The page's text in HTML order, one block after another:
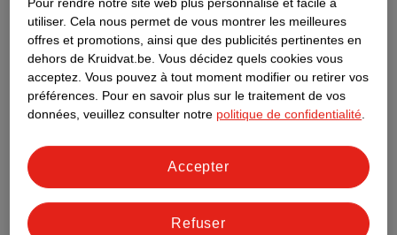
Informations figurant sur l'étiquette
Nature Impact Score
Ce produit n’a (pas encore) de "Nature
Plus d’informations
Informations sur la commande et la livraison
Pour rendre notre site web plus personnalisé et facile à
utiliser. Cela nous permet de vous montrer les meilleures
offres et promotions, ainsi que des publicités pertinentes en
dehors de Kruidvat.be. Vous décidez quels cookies vous
acceptez. Vous pouvez à tout moment modifier ou retirer vos
préférences. Pour en savoir plus sur le traitement de vos
données, veuillez consulter notre politique de confidentialité.
Refuser
Accepter